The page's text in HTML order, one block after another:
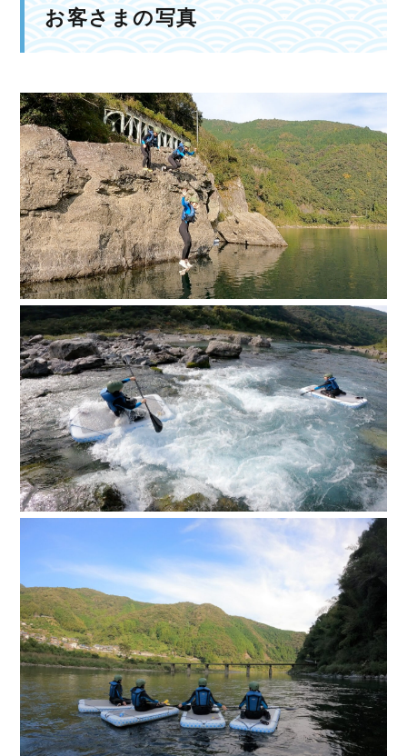
お客さまの写真